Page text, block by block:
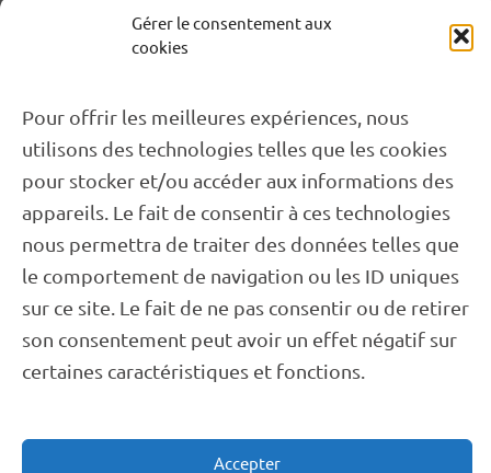
Gérer le consentement aux
cookies
Pour offrir les meilleures expériences, nous
utilisons des technologies telles que les cookies
pour stocker et/ou accéder aux informations des
appareils. Le fait de consentir à ces technologies
nous permettra de traiter des données telles que
le comportement de navigation ou les ID uniques
sur ce site. Le fait de ne pas consentir ou de retirer
son consentement peut avoir un effet négatif sur
certaines caractéristiques et fonctions.
Accepter
03 88 54 40 15
Contactez-nous
Politique de confidentialité